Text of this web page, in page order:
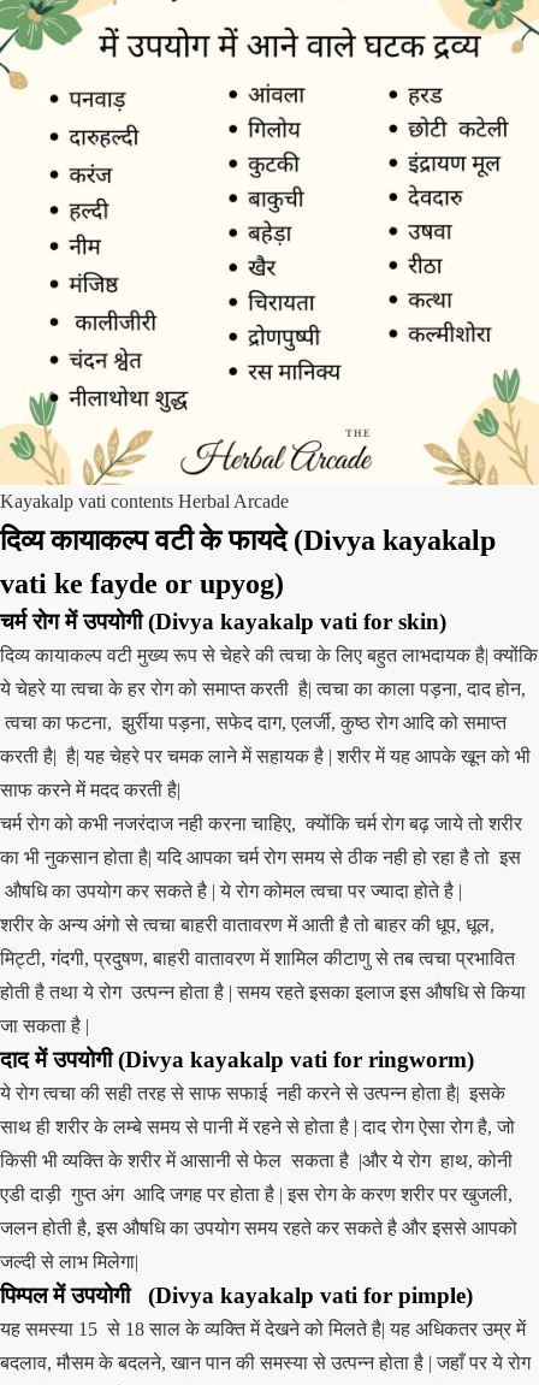
Kayakalp vati contents Herbal Arcade
दिव्य कायाकल्प वटी के फायदे(Divya kayakalp
vati ke fayde or upyog)
चर्म रोग में उपयोगी(Divya kayakalp vati for skin)
दिव्य कायाकल्प वटी मुख्य रूप से चेहरे की त्वचा के लिए बहुत लाभदायक है| क्योंकि
ये चेहरे या त्वचा के हर रोग को समाप्त करती है| त्वचा का काला पड़ना, दाद होन,
त्वचा का फटना, झुर्रीया पड़ना, सफेद दाग, एलर्जी, कुष्ठ रोग आदि को समाप्त
करती है| है| यह चेहरे पर चमक लाने में सहायक है | शरीर में यह आपके खून को भी
साफ करने में मदद करती है|
चर्म रोग को कभी नजरंदाज नही करना चाहिए, क्योंकि चर्म रोग बढ़ जाये तो शरीर
का भी नुकसान होता है| यदि आपका चर्म रोग समय से ठीक नही हो रहा है तो इस
औषधि का उपयोग कर सकते है | ये रोग कोमल त्वचा पर ज्यादा होते है |
शरीर के अन्य अंगो से त्वचा बाहरी वातावरण में आती है तो बाहर की धूप, धूल,
मिट्टी, गंदगी, प्रदुषण, बाहरी वातावरण में शामिल कीटाणु से तब त्वचा प्रभावित
होती है तथा ये रोग उत्पन्न होता है | समय रहते इसका इलाज इस औषधि से किया
जा सकता है |
दाद में उपयोगी (Divya kayakalp vati for ringworm)
ये रोग त्वचा की सही तरह से साफ सफाई नही करने से उत्पन्न होता है| इसके
साथ ही शरीर के लम्बे समय से पानी में रहने से होता है | दाद रोग ऐसा रोग है, जो
किसी भी व्यक्ति के शरीर में आसानी से फेल सकता है |और ये रोग हाथ, कोनी
एडी दाड़ी गुप्त अंग आदि जगह पर होता है | इस रोग के करण शरीर पर खुजली,
जलन होती है, इस औषधि का उपयोग समय रहते कर सकते है और इससे आपको
जल्दी से लाभ मिलेगा|
पिम्पल में उपयोगी (Divya kayakalp vati for pimple)
यह समस्या 15 से 18 साल के व्यक्ति में देखने को मिलते है| यह अधिकतर उम्र में
बदलाव, मौसम के बदलने, खान पान की समस्या से उत्पन्न होता है | जहाँ पर ये रोग